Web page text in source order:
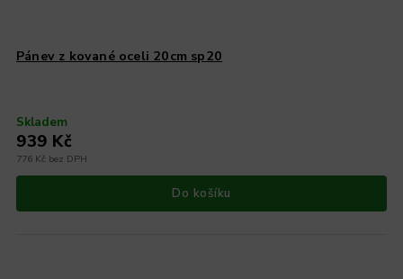
Pánev z kované oceli 20cm sp20
Skladem
776 Kč bez DPH
939 Kč
Do košíku